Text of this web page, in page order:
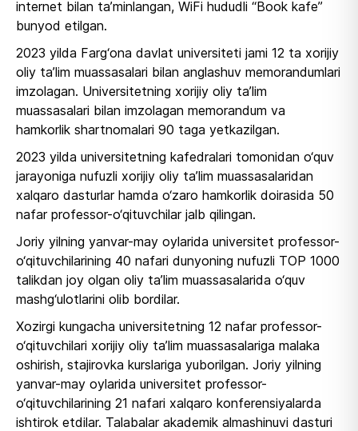
internet bilan ta’minlangan, WiFi hududli “Book kafe”
bunyod etilgan.
2023 yilda Farg‘ona davlat universiteti jami 12 ta xorijiy
oliy ta’lim muassasalari bilan anglashuv memorandumlari
imzolagan. Universitetning xorijiy oliy ta’lim
muassasalari bilan imzolagan memorandum va
hamkorlik shartnomalari 90 taga yetkazilgan.
2023 yilda universitetning kafedralari tomonidan o‘quv
jarayoniga nufuzli xorijiy oliy ta’lim muassasalaridan
xalqaro dasturlar hamda o‘zaro hamkorlik doirasida 50
nafar professor-o‘qituvchilar jalb qilingan.
Joriy yilning yanvar-may oylarida universitet professor-
o‘qituvchilarining 40 nafari dunyoning nufuzli TOP 1000
talikdan joy olgan oliy ta’lim muassasalarida o‘quv
mashg‘ulotlarini olib bordilar.
Xozirgi kungacha universitetning 12 nafar professor-
o‘qituvchilari xorijiy oliy ta’lim muassasalariga malaka
oshirish, stajirovka kurslariga yuborilgan. Joriy yilning
yanvar-may oylarida universitet professor-
o‘qituvchilarining 21 nafari xalqaro konferensiyalarda
ishtirok etdilar. Talabalar akademik almashinuvi dasturi